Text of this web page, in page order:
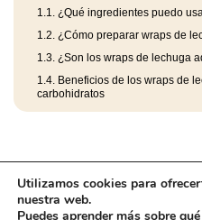
1.1. ¿Qué ingredientes puedo
1.2. ¿Cómo preparar wraps de
1.3. ¿Son los wraps de lechuga
1.4. Beneficios de los wraps de
carbohidratos
Utilizamos cookies para
nuestra web.
Puedes aprender más sobre